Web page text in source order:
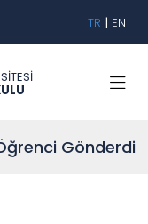
TR | EN
Gönderdi